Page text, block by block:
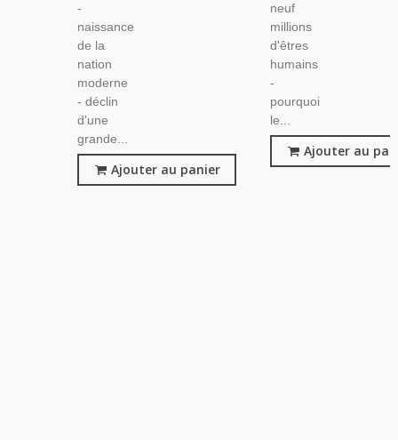
-
naissance
de la
nation
moderne
- déclin
d'une
grande...
Ajouter au panier
neuf
millions
d'êtres
humains
-
pourquoi
le...
Ajouter au